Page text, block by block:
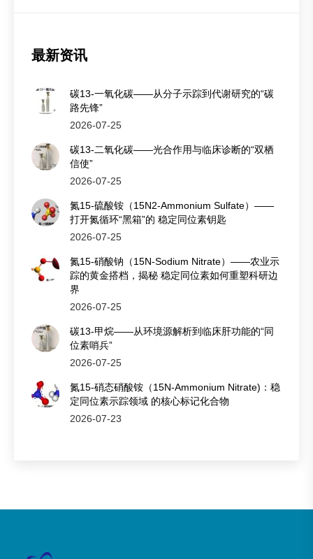
最新资讯
碳13-一氧化碳——从分子示踪到代谢研究的“碳
路先锋”
2026-07-25
碳13-二氧化碳——光合作用与临床诊断的“双栖
信使”
2026-07-25
氮15-硫酸铵（15N2-Ammonium Sulfate）——
打开氮循环“黑箱”的 稳定同位素钥匙
2026-07-25
氮15-硝酸钠（15N-Sodium Nitrate）——农业示
踪的黄金搭档，揭秘 稳定同位素如何重塑科研边
界
2026-07-25
碳13-甲烷——从环境源解析到临床肝功能的“同
位素哨兵”
2026-07-25
氮15-硝态硝酸铵（15N-Ammonium Nitrate)：稳
定同位素示踪领域 的核心标记化合物
2026-07-23